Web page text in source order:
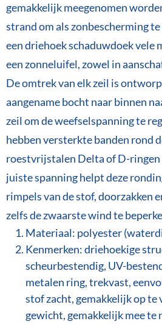
gemakkelijk meegenomen
strand om als zonbescherming
een driehoek schaduwdoek vele
een zonneluifel, zowel in
De omtrek van elk zeil is
aangename bocht naar binnen
zeil om de weefselspanning te
hebben versterkte banden rond
roestvrijstalen Delta of D-ringen
juiste spanning helpt deze
rimpels van de stof, doorzakken
zelfs de zwaarste wind te
Materiaal: polyester
Kenmerken: driehoekige
scheurbestendig, UV-
metalen ring, trekvast,
stof zacht, gemakkelijk op te
gewicht, gemakkelijk mee te